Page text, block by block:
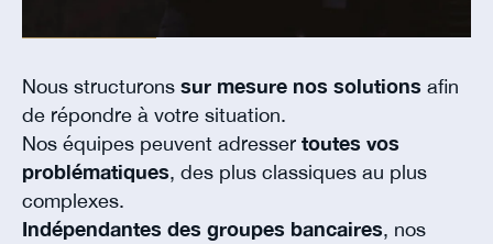
Nous structurons sur mesure nos solutions afin
de répondre à votre situation.
Nos équipes peuvent adresser toutes vos
problématiques, des plus classiques au plus
complexes.
Indépendantes des groupes bancaires, nos